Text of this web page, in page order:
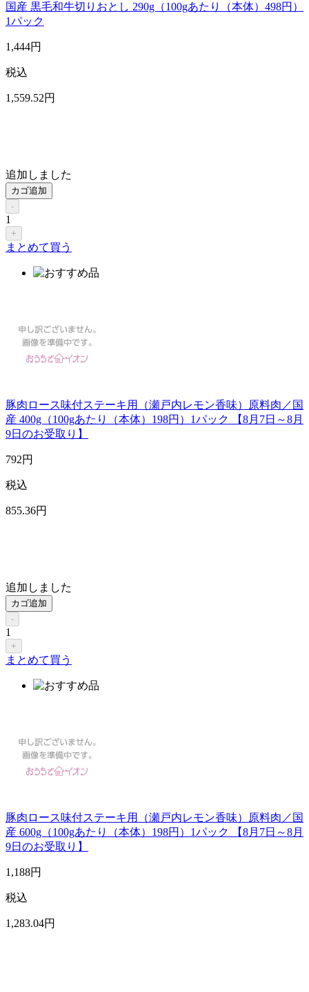
国産 黒毛和牛切りおとし 290g（100gあたり（本体）498円）
1パック
1,444円
税込
1,559.52円
追加しました
カゴ追加
-
1
+
まとめて買う
豚肉ロース味付ステーキ用（瀬戸内レモン香味）原料肉／国
産 400g（100gあたり（本体）198円）1パック 【8月7日～8月
9日のお受取り】
792円
税込
855.36円
追加しました
カゴ追加
-
1
+
まとめて買う
豚肉ロース味付ステーキ用（瀬戸内レモン香味）原料肉／国
産 600g（100gあたり（本体）198円）1パック 【8月7日～8月
9日のお受取り】
1,188円
税込
1,283.04円